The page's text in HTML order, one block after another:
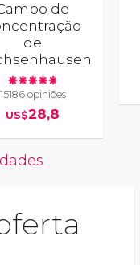
de
de
15186 opiniões
US$28,8